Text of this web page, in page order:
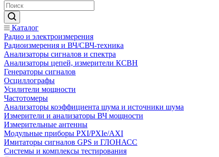
Каталог
Радио и электроизмерения
Радиоизмерения и ВЧ/СВЧ-техника
Анализаторы сигналов и спектра
Анализаторы цепей, измерители КСВН
Генераторы сигналов
Осциллографы
Усилители мощности
Частотомеры
Анализаторы коэффициента шума и источники шума
Измерители и анализаторы ВЧ мощности
Измерительные антенны
Модульные приборы PXI/PXIe/AXI
Имитаторы сигналов GPS и ГЛОНАСС
Системы и комплексы тестирования